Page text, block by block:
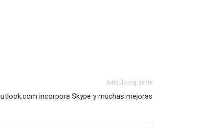
Artículo siguiente
incorpora Skype y muchas mejoras